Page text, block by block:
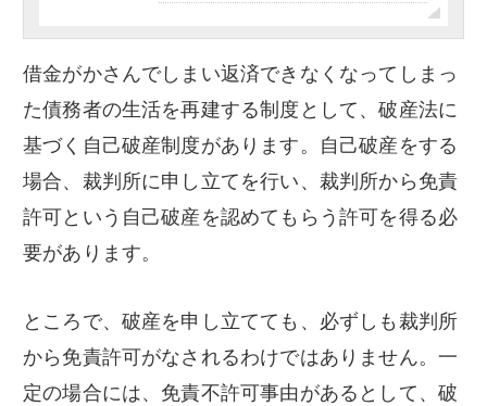
メール相談はこちら
LINE相談はこちら
借金がかさんでしまい返済できなくなってしまっ
た債務者の生活を再建する制度として、破産法に
基づく自己破産制度があります。自己破産をする
場合、裁判所に申し立てを行い、裁判所から免責
許可という自己破産を認めてもらう許可を得る必
要があります。
ところで、破産を申し立てても、必ずしも裁判所
から免責許可がなされるわけではありません。一
定の場合には、免責不許可事由があるとして、破